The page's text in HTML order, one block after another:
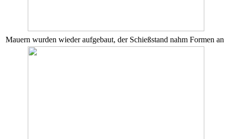
Mauern wurden wieder aufgebaut, der Schießstand nahm Formen an